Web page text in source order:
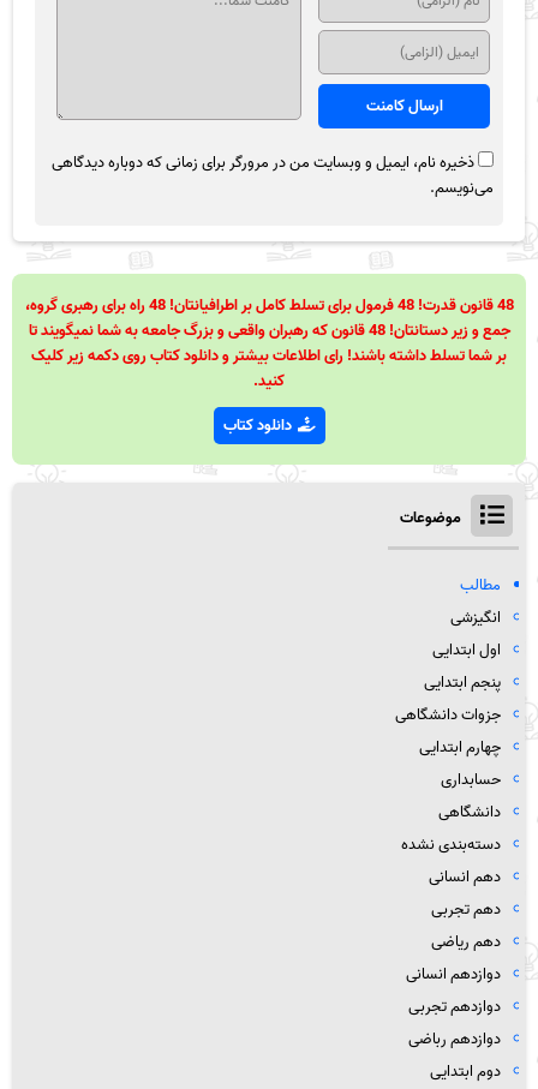
ذخیره نام، ایمیل و وبسایت من در مرورگر برای زمانی که دوباره دیدگاهی
می‌نویسم.
48 قانون قدرت! 48 فرمول برای تسلط کامل بر اطرافیانتان! 48 راه برای رهبری گروه،
جمع و زیر دستانتان! 48 قانون که رهبران واقعی و بزرگ جامعه به شما نمیگویند تا
بر شما تسلط داشته باشند! رای اطلاعات بیشتر و دانلود کتاب روی دکمه زیر کلیک
کنید.
دانلود کتاب
موضوعات
مطالب
انگیزشی
اول ابتدایی
پنجم ابتدایی
جزوات دانشگاهی
چهارم ابتدایی
حسابداری
دانشگاهی
دسته‌بندی نشده
دهم انسانی
دهم تجربی
دهم ریاضی
دوازدهم انسانی
دوازدهم تجربی
دوازدهم رباضی
دوم ابتدایی